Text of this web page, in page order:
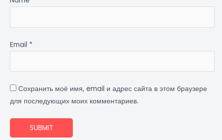
Email *
Сохранить моё имя, email и адрес сайта в этом браузере
для последующих моих комментариев.